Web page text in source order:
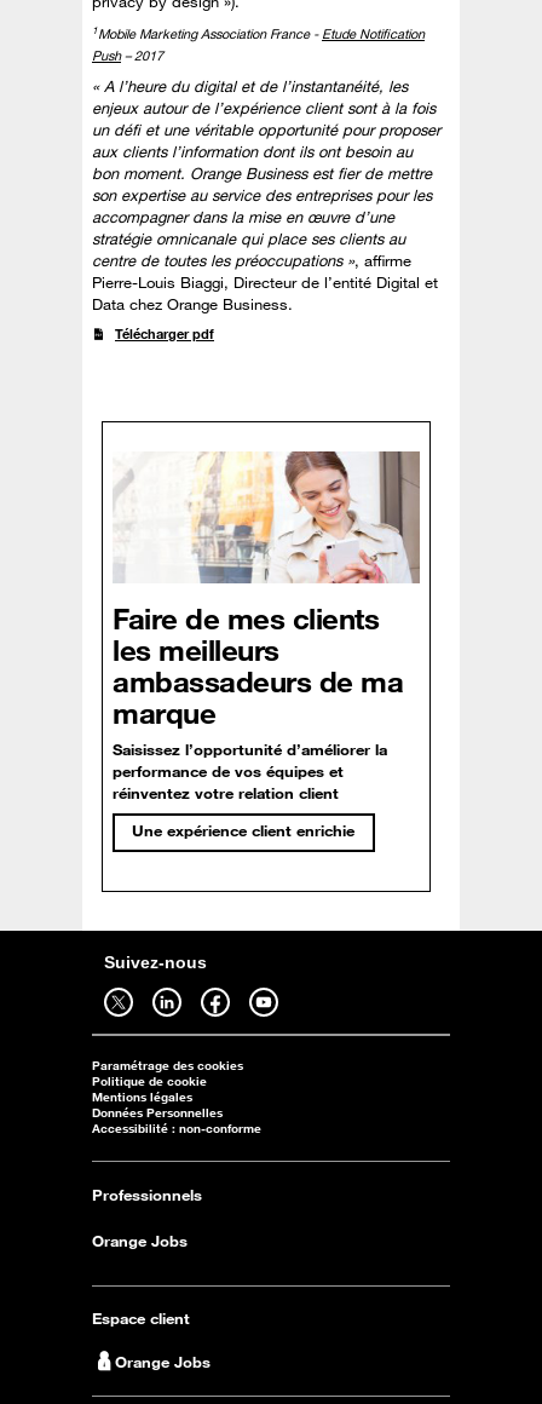
1Mobile Marketing Association France - Etude Notification
Push– 2017
« A l’heure du digital et de l’instantanéité, les
enjeux autour de l’expérience client sont à la fois
un défi et une véritable opportunité pour proposer
aux clients l’information dont ils ont besoin au
bon moment. Orange Business est fier de mettre
son expertise au service des entreprises pour les
accompagner dans la mise en œuvre d’une
stratégie omnicanale qui place ses clients au
centre de toutes les préoccupations », affirme
Pierre-Louis Biaggi, Directeur de l’entité Digital et
Data chez Orange Business.
Télécharger pdf
Faire de mes clients
les meilleurs
ambassadeurs de ma
marque
Saisissez l’opportunité d’améliorer la
performance de vos équipes et
réinventez votre relation client
Une expérience client enrichie
Suivez-nous
Suivez-nous sur twitter - ouverture dans un nouvel onglet Suivez-nous sur linkedin - ouverture dans un nouvel onglet Suivez-nous sur facebook - ouverture dans un nouvel onglet Suivez-nous sur youtube - ouverture dans un nouvel onglet
Paramétrage des cookies
Politique de cookie
Mentions légales
Données Personnelles
Accessibilité : non-conforme
Professionnels
Orange Jobs
Espace client
Orange Jobs